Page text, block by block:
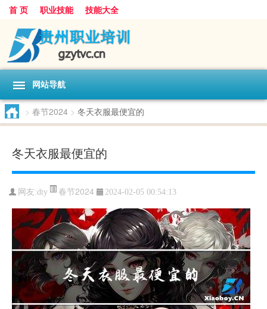
首 页 职业技能 技能大全
网站导航
> 春节2024 > 冬天衣服最便宜的
冬天衣服最便宜的
网友:dty 春节2024 2024-02-05 00:54:13